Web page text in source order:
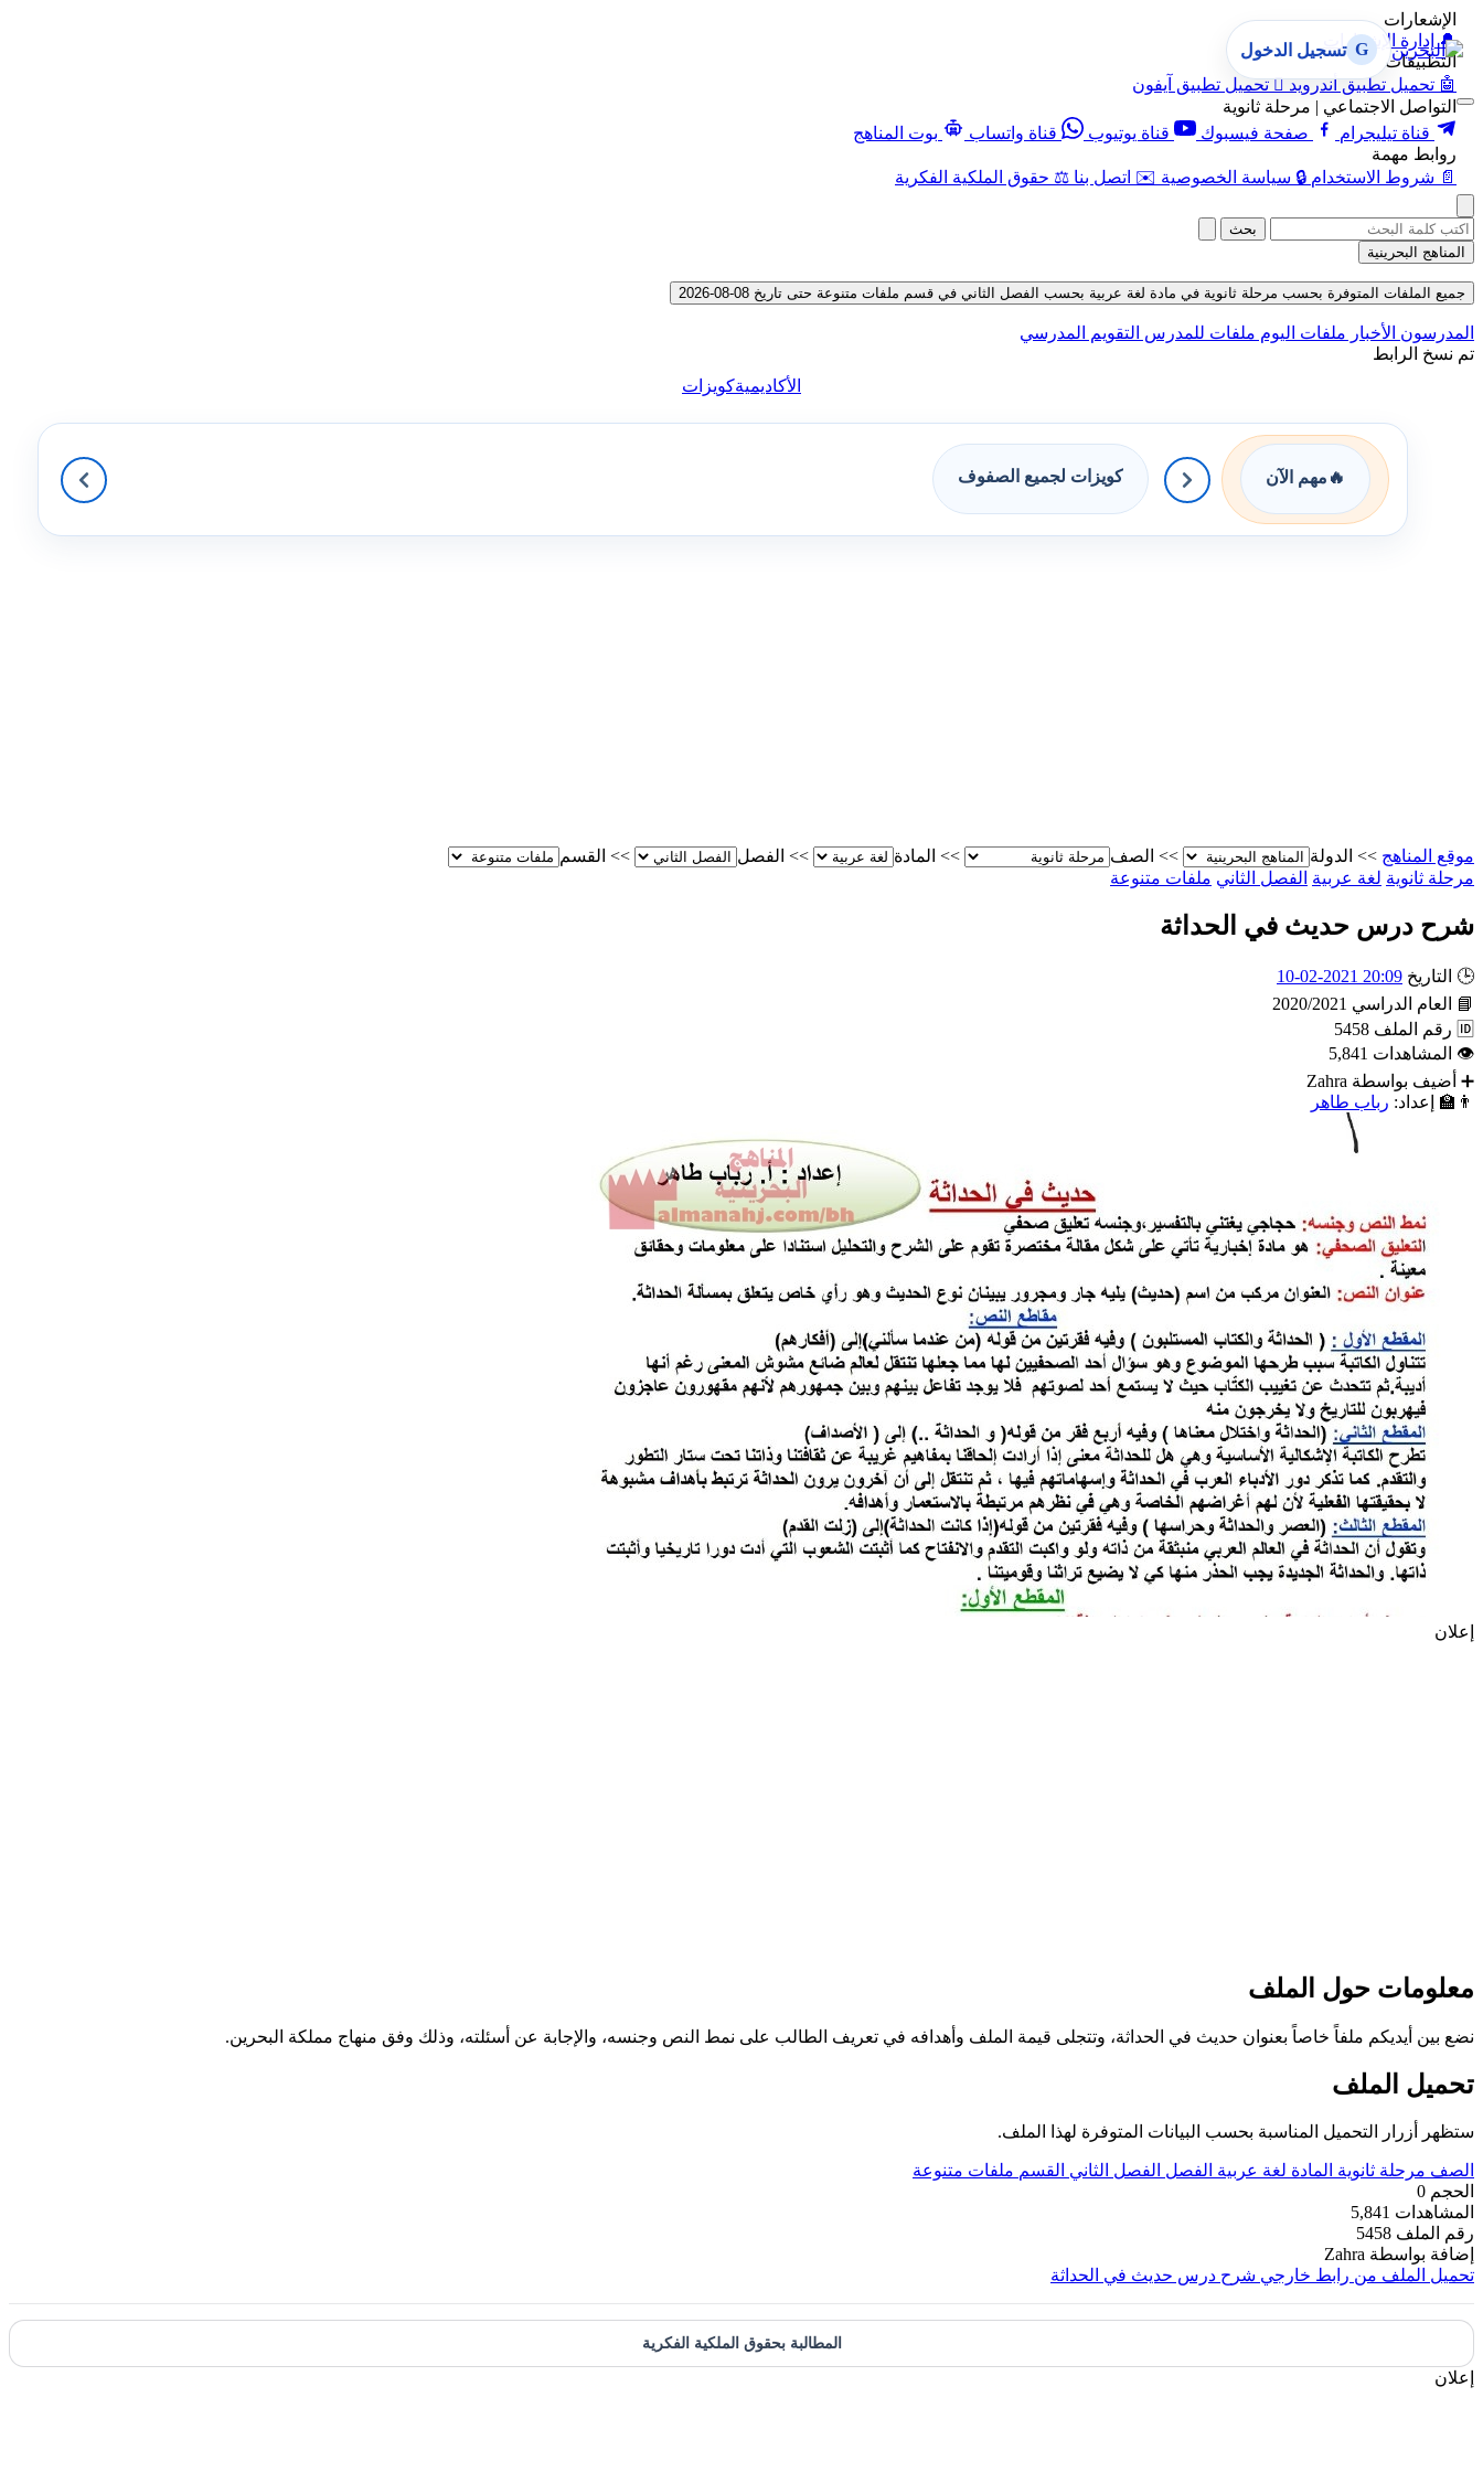
الإشعارات
🔔 إدارة الإشعارات
التطبيقات
🤖 تحميل تطبيق أندرويد  تحميل تطبيق آيفون
التواصل الاجتماعي | مرحلة ثانوية
قناة تيليجرام
صفحة فيسبوك قناة يوتيوب قناة واتساب
بوت المناهج
روابط مهمة
📄 شروط الاستخدام 🔒 سياسة الخصوصية ✉️ اتصل بنا ⚖️ حقوق الملكية الفكرية
G تسجيل الدخول
بحث
المناهج البحرينية
جميع الملفات المتوفرة بحسب مرحلة ثانوية في مادة لغة عربية بحسب الفصل الثاني في قسم ملفات متنوعة حتى تاريخ 08-08-2026
المدرسون الأخبار ملفات اليوم ملفات للمدرس التقويم المدرسي
تم نسخ الرابط
الأكاديميةكويزات
🔥 مهم الآن كويزات لجميع الصفوف
موقع المناهج >> الدولة >> الصف >> المادة >> الفصل >> القسم
مرحلة ثانوية لغة عربية الفصل الثاني ملفات متنوعة
شرح درس حديث في الحداثة
🕒 التاريخ 20:09 2021-02-10
📘
العام الدراسي 2020/2021
🆔 رقم الملف 5458
👁 المشاهدات 5,841
➕ أضيف بواسطة Zahra
👨‍🏫
إعداد: رباب طاهر
إعلان
معلومات حول الملف
نضع بين أيديكم ملفاً خاصاً بعنوان حديث في الحداثة، وتتجلى قيمة الملف وأهدافه في تعريف الطالب على نمط النص وجنسه، والإجابة عن أسئلته، وذلك وفق منهاج مملكة البحرين.
تحميل الملف
ستظهر أزرار التحميل المناسبة بحسب البيانات المتوفرة لهذا الملف.
الصف مرحلة ثانوية المادة لغة عربية الفصل الفصل الثاني القسم ملفات متنوعة
الحجم 0
المشاهدات 5,841
رقم الملف 5458
إضافة بواسطة Zahra
تحميل الملف من رابط خارجي شرح درس حديث في الحداثة
المطالبة بحقوق الملكية الفكرية
إعلان